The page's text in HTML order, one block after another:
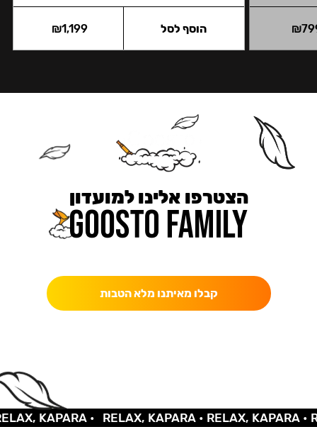
₪
₪1,199 הוסף לסל
הצטרפו אלינו למועדון
קבלו מאיתנו מלא הטבות
KAPARA • RELAX, KAPARA •RELAX, KAPARA •